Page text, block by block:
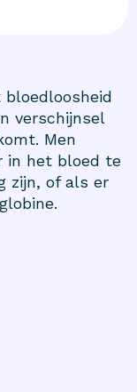
bloedloosheid
verschijnsel
Men
in het bloed te
zijn, of als er